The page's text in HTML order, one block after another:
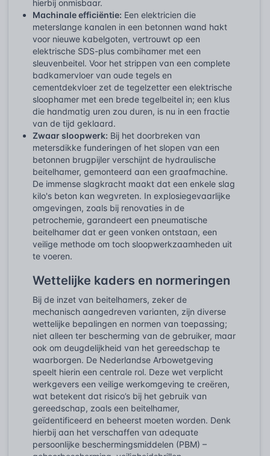
hierbij onmisbaar.
Machinale efficiëntie: Een elektricien die
meterslange kanalen in een betonnen wand hakt
voor nieuwe kabelgoten, vertrouwt op een
elektrische SDS-plus combihamer met een
sleuvenbeitel. Voor het strippen van een complete
badkamervloer van oude tegels en
cementdekvloer zet de tegelzetter een elektrische
sloophamer met een brede tegelbeitel in; een klus
die handmatig uren zou duren, is nu in een fractie
van de tijd geklaard.
Zwaar sloopwerk: Bij het doorbreken van
metersdikke funderingen of het slopen van een
betonnen brugpijler verschijnt de hydraulische
beitelhamer, gemonteerd aan een graafmachine.
De immense slagkracht maakt dat een enkele slag
kilo's beton kan wegvreten. In explosiegevaarlijke
omgevingen, zoals bij renovaties in de
petrochemie, garandeert een pneumatische
beitelhamer dat er geen vonken ontstaan, een
veilige methode om toch sloopwerkzaamheden uit
te voeren.
Wettelijke kaders en normeringen
Bij de inzet van beitelhamers, zeker de
mechanisch aangedreven varianten, zijn diverse
wettelijke bepalingen en normen van toepassing;
niet alleen ter bescherming van de gebruiker, maar
ook om deugdelijkheid van het gereedschap te
waarborgen. De Nederlandse Arbowetgeving
speelt hierin een centrale rol. Deze wet verplicht
werkgevers een veilige werkomgeving te creëren,
wat betekent dat risico’s bij het gebruik van
gereedschap, zoals een beitelhamer,
geïdentificeerd en beheerst moeten worden. Denk
hierbij aan het verschaffen van adequate
persoonlijke beschermingsmiddelen (PBM) –